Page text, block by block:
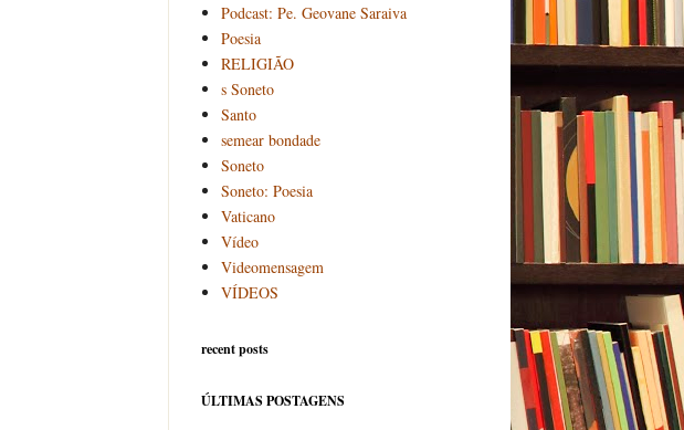
Podcast: Pe. Geovane Saraiva
Poesia
RELIGIÃO
s Soneto
Santo
semear bondade
Soneto
Soneto: Poesia
Vaticano
Vídeo
Videomensagem
VÍDEOS
recent posts
ÚLTIMAS POSTAGENS